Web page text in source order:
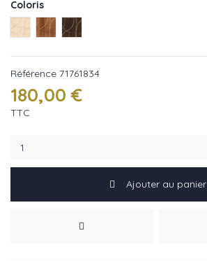
Coloris
Ivoire or ref : 71761630
Chene ref : 71761732
ébène ref : 71761834
Référence 71761834
180,00 €
TTC
Ajouter au panier